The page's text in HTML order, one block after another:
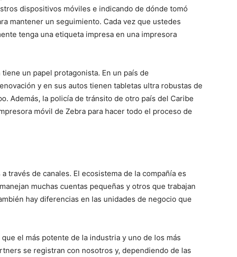
dispositivos móviles e indicando de dónde tomó
mantener un seguimiento. Cada vez que ustedes
tenga una etiqueta impresa en una impresora
un papel protagonista. En un país de
y en sus autos tienen tabletas ultra robustas de
Además, la policía de tránsito de otro país del Caribe
móvil de Zebra para hacer todo el proceso de
través de canales. El ecosistema de la compañía es
muchas cuentas pequeñas y otros que trabajan
hay diferencias en las unidades de negocio que
el más potente de la industria y uno de los más
se registran con nosotros y, dependiendo de las